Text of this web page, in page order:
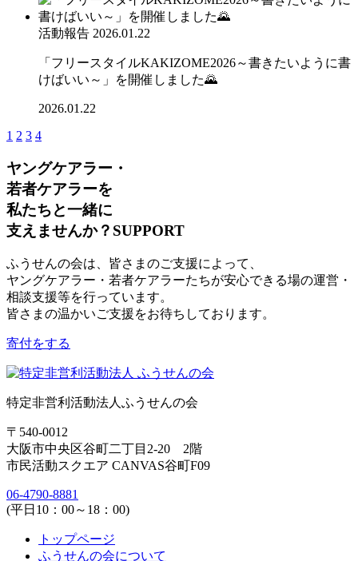
活動報告 2026.01.22
「フリースタイルKAKIZOME2026～書きたいように書
けばいい～」を開催しました🌄
2026.01.22
1 2 3 4
ヤングケアラー・
若者ケアラーを
私たちと一緒に
支えませんか？ SUPPORT
ふうせんの会は、皆さまのご支援によって、
ヤングケアラー・若者ケアラーたちが安心できる場の運営・
相談支援等を行っています。
皆さまの温かいご支援をお待ちしております。
寄付をする
特定非営利活動法人ふうせんの会
〒540-0012
大阪市中央区谷町二丁目2-20 2階
市民活動スクエア CANVAS谷町F09
06-4790-8881
(平日10：00～18：00)
トップページ
ふうせんの会について